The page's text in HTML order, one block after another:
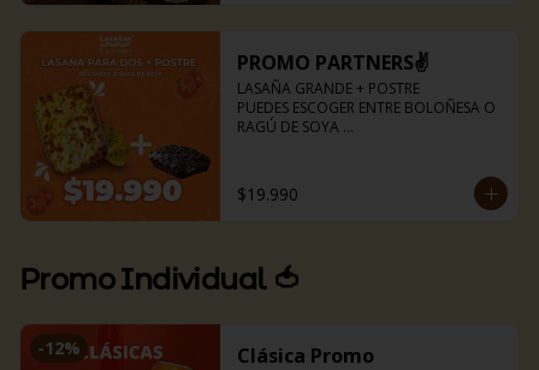
🥓Baby bacon
🍝Boloñesa
🌱Ragú de soya
PROMO PARTNERS✌️
LASAÑA GRANDE + POSTRE
PUEDES ESCOGER ENTRE BOLOÑESA O
RAGÚ DE SOYA
Pancitos de ajo (6uds)
$19.990
Promo Individual 🍅
-12% Clásica Promo